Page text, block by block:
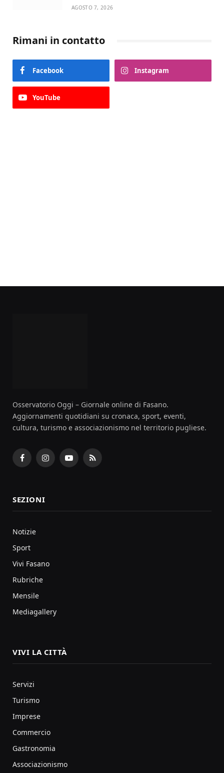
AGOSTO 7, 2026
Rimani in contatto
Facebook Instagram
YouTube
Osservatorio Oggi – Giornale online di Fasano.
Aggiornamenti quotidiani su cronaca, sport, eventi,
cultura, turismo e associazionismo nel territorio pugliese.
FacebookInstagramYouTubeRSS
SEZIONI
Notizie
Sport
Vivi Fasano
Rubriche
Mensile
Mediagallery
VIVI LA CITTÀ
Servizi
Turismo
Imprese
Commercio
Gastronomia
Associazionismo